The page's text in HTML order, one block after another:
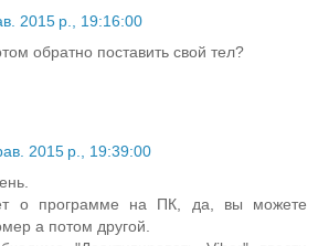
2015 р., 19:16:00
обратно поставить свой тел?
2015 р., 19:39:00
о программе на ПК, да, вы можете
а потом другой.